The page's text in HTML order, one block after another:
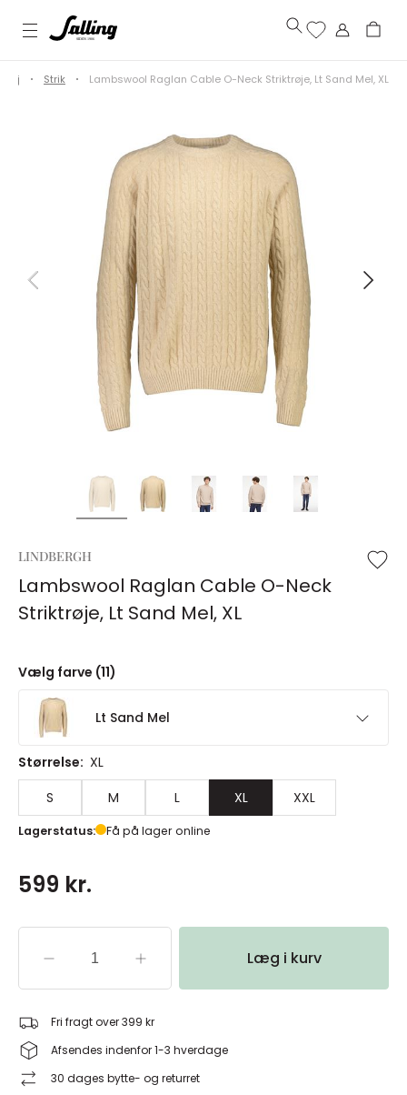
Tøj Strik Lambswool Raglan Cable O-Neck Striktrøje, Lt Sand Mel, XL
LINDBERGH
Lambswool Raglan Cable O-Neck
Striktrøje, Lt Sand Mel, XL
Vælg farve (11)
Lt Sand Mel
Størrelse: XL
S
M L XL XXL
Lagerstatus: Få på lager online
599 kr.
Læg i kurv
Fri fragt over 399 kr
Afsendes indenfor 1-3 hverdage
30 dages bytte- og returret